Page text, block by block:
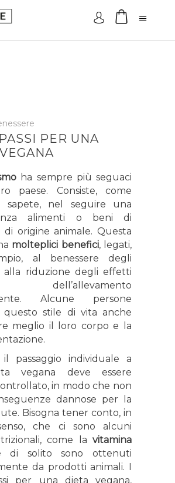
Accesso
PER UNA
ha sempre più seguaci
paese. Consiste, come
sapete, nel seguire una
alimenti o beni di
di origine animale. Questa
molteplici benefici, legati,
al benessere degli
alla riduzione degli effetti
dell’allevamento
Alcune persone
questo stile di vita anche
meglio il loro corpo e la
il passaggio individuale a
vegana deve essere
in modo che non
dannose per la
Bisogna tener conto, in
che ci sono alcuni
come la vitamina
di solito sono ottenuti
da prodotti animali. I
per una dieta vegana,